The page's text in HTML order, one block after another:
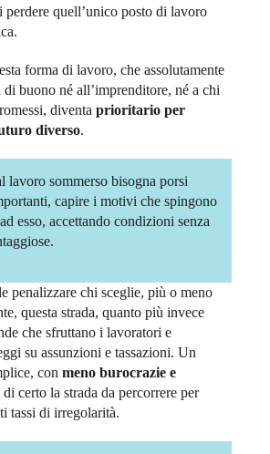
perdere quell’unico posto di lavoro
forma di lavoro, che assolutamente
buono né all’imprenditore, né a chi
diventa prioritario per
diverso.
lavoro sommerso bisogna porsi
capire i motivi che spingono
esso, accettando condizioni senza
penalizzare chi sceglie, più o meno
questa strada, quanto più invece
che sfruttano i lavoratori e
su assunzioni e tassazioni. Un
con meno burocrazie e
di certo la strada da percorrere per
tassi di irregolarità.